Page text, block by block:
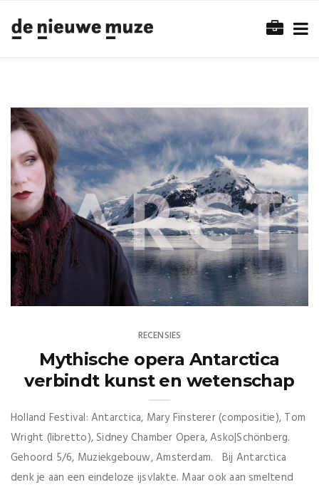
RECENSIES
Mythische opera Antarctica
verbindt kunst en wetenschap
Holland Festival: Antarctica, Mary Finsterer (compositie), Tom
Wright (libretto), Sidney Chamber Opera, Asko|Schönberg.
Gehoord 5/6, Muziekgebouw, Amsterdam. Bij Antarctica
denk je aan een eindeloze ijsvlakte. Maar ook aan smeltend